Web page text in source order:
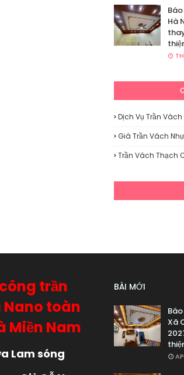
Hà
Dịch Vụ Trần Vách
Giá Trần Vách
Trần Vách Thạch
trần
toàn
Miền Nam
Lam sóng
BÀI MỚI
Xã